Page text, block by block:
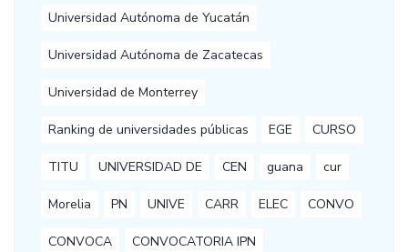
Universidad Autónoma de Yucatán
Universidad Autónoma de Zacatecas
Universidad de Monterrey
Ranking de universidades públicas EGE CURSO
TITU UNIVERSIDAD DE CEN guana cur
Morelia PN UNIVE CARR ELEC CONVO
CONVOCA CONVOCATORIA IPN